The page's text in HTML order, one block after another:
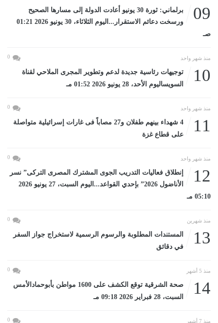
09
برلماني: ثورة 30 يونيو أعادت الدولة إلى مسارها الصحيح
ورسخت دعائم الاستقرار...اليوم الثلاثاء، 30 يونيو 2026 01:21
صـ
منذ شهر واحد 0
10
توجيهات رئاسية جديدة لدعم وتطوير المجرى الملاحي لقناة
السويساليوم الأحد، 28 يونيو 2026 01:52 مـ
منذ شهر واحد 0
11
4 شهداء بينهم طفلان و27 مصاباً فى غارات إسرائيلية متواصلة
على قطاع غزة
منذ شهر واحد 0
12
إنطلاق فعاليات التدريب الجوى المشترك المصرى التركى” نسر
الأناضول 2026” بإحدي القواعد...اليوم السبت، 27 يونيو 2026
05:10 مـ
منذ شهرين 0
13
المستندات المطلوبة والرسوم الرسمية لاستخراج جواز السفر
في دقائق
منذ 5 أشهر 0
14
صحة الشرقية توقع الكشف على 1600 مواطن بأبوحمادالأمس
السبت، 28 فبراير 2026 09:18 مـ
منذ 7 أشهر 0